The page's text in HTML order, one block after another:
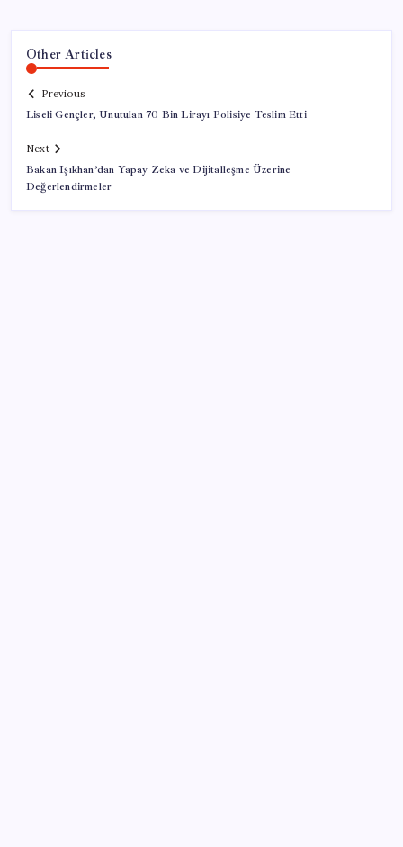
Other Articles
Previous
Liseli Gençler, Unutulan 70 Bin Lirayı Polisiye Teslim Etti
Next
Bakan Işıkhan’dan Yapay Zeka ve Dijitalleşme Üzerine
Değerlendirmeler